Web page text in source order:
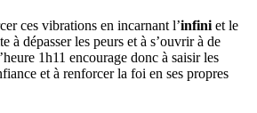
ces vibrations en incarnant l’infini et le
à dépasser les peurs et à s’ouvrir à de
1h11 encourage donc à saisir les
et à renforcer la foi en ses propres